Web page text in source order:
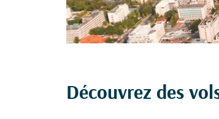
Découvrez des